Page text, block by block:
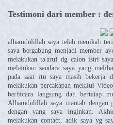
Testimoni dari member :
alhamdulillah saya telah menikah
saya bergabung menjadi member
melakukan ta'aruf dg calon istri
melainkan saudara saya yang
pada saat itu saya masih bekerja
melakukan percakapan melalui
berbicara langsung dan bertatap
Alhamdulillah saya mantab dengan
dengan yang saya inginkan.
melakukan contact, adik saya yg